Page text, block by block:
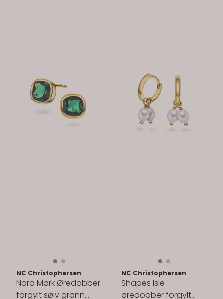
NC Christophersen
Nora Mørk Øredobber
forgylt sølv grønn
NC Christophersen
Shapes Isle
øredobber forgylt